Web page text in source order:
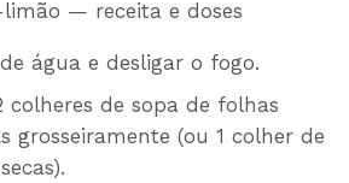
— receita e doses
água e desligar o fogo.
colheres de sopa de folhas
grosseiramente (ou 1 colher de